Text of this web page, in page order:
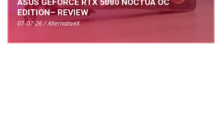
ASUS GEFORCE RTX 5080 NOCTUA OC
EDITION– REVIEW
07-07-26 / AlternativeX